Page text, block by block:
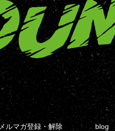
メルマガ登録・解除 blog